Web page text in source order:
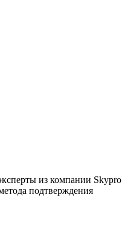
из компании Skypro